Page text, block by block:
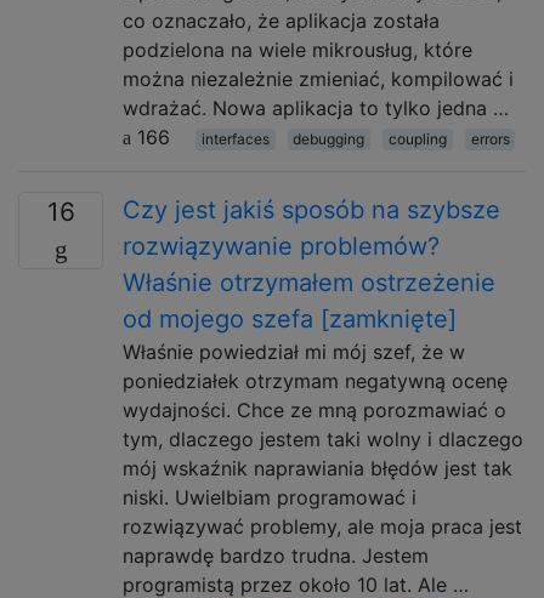
co oznaczało, że aplikacja została
podzielona na wiele mikrousług, które
można niezależnie zmieniać, kompilować i
wdrażać. Nowa aplikacja to tylko jedna …
166
interfaces debugging coupling errors
16
Czy jest jakiś sposób na szybsze
rozwiązywanie problemów?
Właśnie otrzymałem ostrzeżenie
od mojego szefa [zamknięte]
Właśnie powiedział mi mój szef, że w
poniedziałek otrzymam negatywną ocenę
wydajności. Chce ze mną porozmawiać o
tym, dlaczego jestem taki wolny i dlaczego
mój wskaźnik naprawiania błędów jest tak
niski. Uwielbiam programować i
rozwiązywać problemy, ale moja praca jest
naprawdę bardzo trudna. Jestem
programistą przez około 10 lat. Ale …